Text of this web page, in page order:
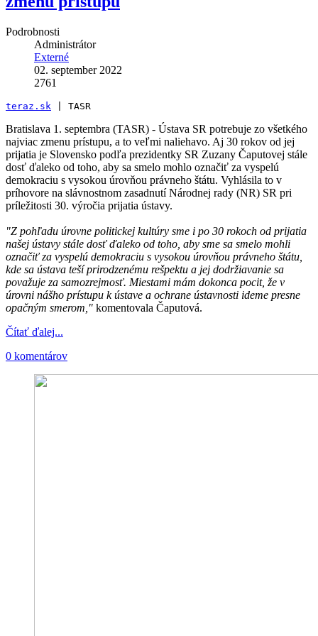
Podrobnosti
Administrátor
Externé
02. september 2022
2761
teraz.sk | TASR
Bratislava 1. septembra (TASR) - Ústava SR potrebuje zo všetkého
najviac zmenu prístupu, a to veľmi naliehavo. Aj 30 rokov od jej
prijatia je Slovensko podľa prezidentky SR Zuzany Čaputovej stále
dosť ďaleko od toho, aby sa smelo mohlo označiť za vyspelú
demokraciu s vysokou úrovňou právneho štátu. Vyhlásila to v
príhovore na slávnostnom zasadnutí Národnej rady (NR) SR pri
príležitosti 30. výročia prijatia ústavy.
"Z pohľadu úrovne politickej kultúry sme i po 30 rokoch od prijatia
našej ústavy stále dosť ďaleko od toho, aby sme sa smelo mohli
označiť za vyspelú demokraciu s vysokou úrovňou právneho štátu,
kde sa ústava teší prirodzenému rešpektu a jej dodržiavanie sa
považuje za samozrejmosť. Miestami mám dokonca pocit, že v
úrovni nášho prístupu k ústave a ochrane ústavnosti ideme presne
opačným smerom," komentovala Čaputová.
Čítať ďalej...
0 komentárov